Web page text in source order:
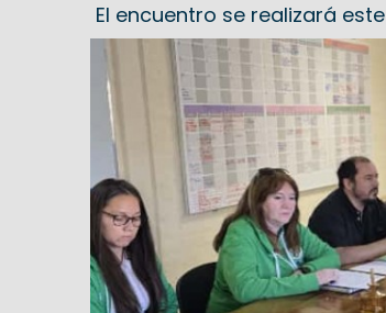
El encuentro se realizará